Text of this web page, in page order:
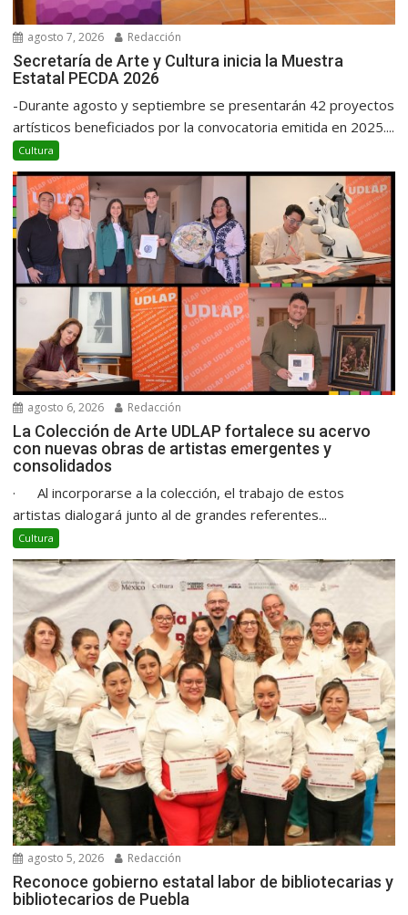
agosto 7, 2026 Redacción
Secretaría de Arte y Cultura inicia la Muestra
Estatal PECDA 2026
-Durante agosto y septiembre se presentarán 42 proyectos
artísticos beneficiados por la convocatoria emitida en 2025....
Cultura
agosto 6, 2026 Redacción
La Colección de Arte UDLAP fortalece su acervo
con nuevas obras de artistas emergentes y
consolidados
· Al incorporarse a la colección, el trabajo de estos
artistas dialogará junto al de grandes referentes...
Cultura
agosto 5, 2026 Redacción
Reconoce gobierno estatal labor de bibliotecarias y
bibliotecarios de Puebla